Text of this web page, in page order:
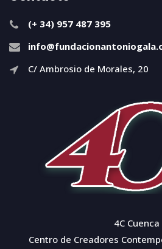
(+ 34) 957 487 395
C/ Ambrosio de Morales, 20
4C Cuenca
Centro de Creadores